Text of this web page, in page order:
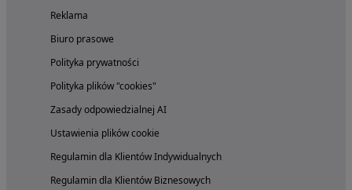
Reklama
Biuro prasowe
Polityka prywatności
Polityka plików "cookies"
Zasady odpowiedzialnej AI
Ustawienia plików cookie
Regulamin dla Klientów Indywidualnych
Regulamin dla Klientów Biznesowych